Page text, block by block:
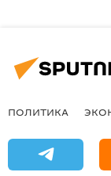
ПОЛИТИКА